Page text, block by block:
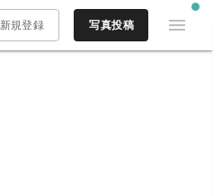
新規登録 写真投稿